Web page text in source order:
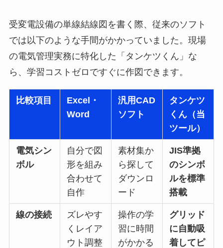
受変電設備の単線結線図を書く際、従来のソフト
では以下のような手間がかかっていました。現場
の電気管理実務に特化した「タンケツくん」な
ら、学習コストゼロですぐに作図できます。
比較項目
Excel・
Word
汎用CAD
ソフト
タンケツ
くん（当
ツール）
電気シン
ボル
自分で図
形を組み
合わせて
自作
素材集か
ら探して
ダウンロ
ード
JIS準拠
のシンボ
ルを標準
搭載
線の接続
ズレやす
くレイア
ウト調整
操作の学
習に時間
がかかる
グリッド
に自動吸
着してピ